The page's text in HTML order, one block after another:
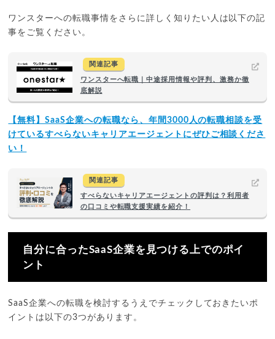
ワンスターへの転職事情をさらに詳しく知りたい人は以下の記
事をご覧ください。
関連記事
ワンスターへ転職｜中途採用情報や評判、激務か徹
底解説
【無料】SaaS企業への転職なら、年間3000人の転職相談を受
けているすべらないキャリアエージェントにぜひご相談くださ
い！
関連記事
すべらないキャリアエージェントの評判は？利用者
の口コミや転職支援実績を紹介！
自分に合ったSaaS企業を見つける上でのポイ
ント
SaaS企業への転職を検討するうえでチェックしておきたいポ
イントは以下の3つがあります。